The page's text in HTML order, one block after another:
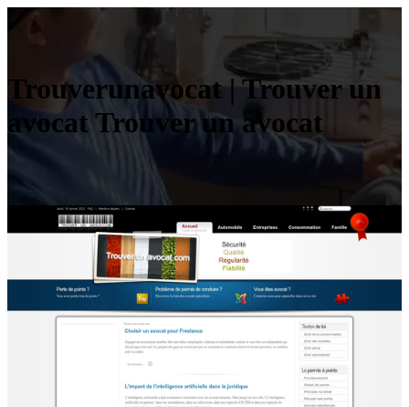
Trouverunavo­cat | Trouver un
avocat Trouver un avocat